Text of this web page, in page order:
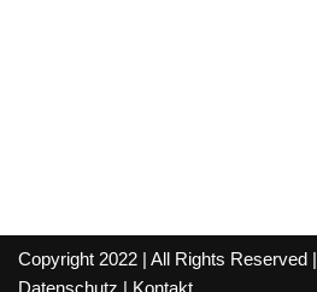
Copyright 2022 | All Rights Reserved |
Datenschutz | Kontakt